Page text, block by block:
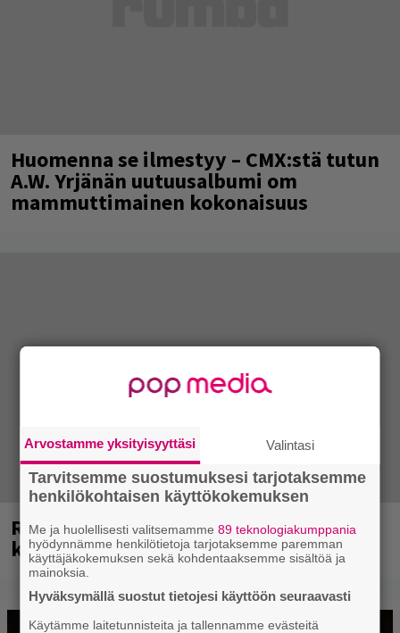
Huomenna se ilmestyy – CMX:stä tutun
A.W. Yrjänän uutuusalbumi om
mammuttimainen kokonaisuus
Rushin Neail Peartista ilmestyy ensi
kuussa dokumentti
Arvostamme yksityisyyttäsi Valintasi
Tarvitsemme suostumuksesi tarjotaksemme
henkilökohtaisen käyttökokemuksen
Me ja huolellisesti valitsemamme89 teknologiakumppania
hyödynnämme henkilötietoja tarjotaksemme paremman
käyttäjäkokemuksen sekä kohdentaaksemme sisältöä ja
mainoksia.
Hyväksymällä suostut tietojesi käyttöön seuraavasti
Käytämme laitetunnisteita ja tallennamme evästeitä